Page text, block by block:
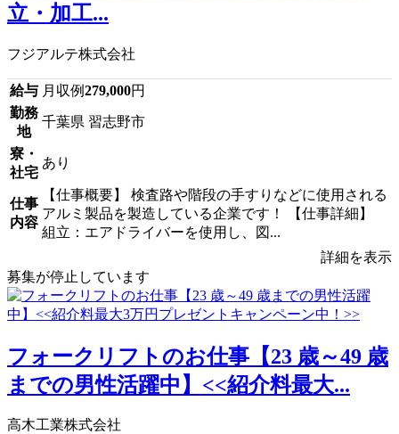
立・加工...
フジアルテ株式会社
給与 月収例279,000円
勤務
地
千葉県 習志野市
寮・
社宅
あり
仕事
内容
【仕事概要】 検査路や階段の手すりなどに使用される
アルミ製品を製造している企業です！ 【仕事詳細】
組立：エアドライバーを使用し、図...
詳細を表示
募集が停止しています
フォークリフトのお仕事【23 歳～49 歳
までの男性活躍中】<<紹介料最大...
高木工業株式会社